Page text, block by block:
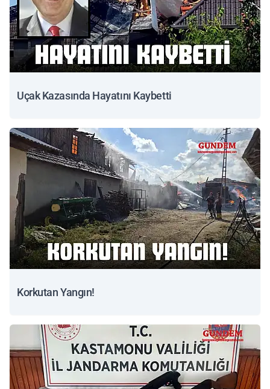
Uçak Kazasında Hayatını Kaybetti
Korkutan Yangın!